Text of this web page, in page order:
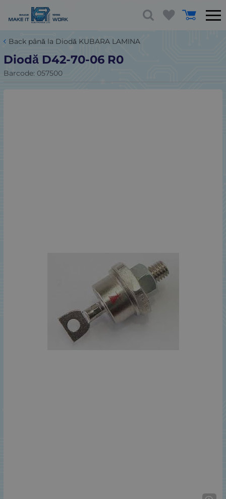
Back până la Diodă KUBARA LAMINA
Diodă D42-70-06 R0
Barcode: 057500